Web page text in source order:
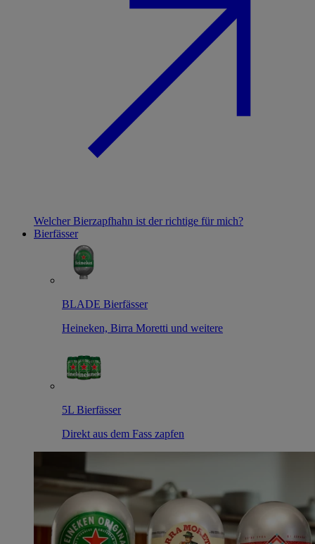
Welcher Bierzapfhahn ist der richtige für mich?
Bierfässer
BLADE Bierfässer
Heineken, Birra Moretti und weitere
5L Bierfässer
Direkt aus dem Fass zapfen